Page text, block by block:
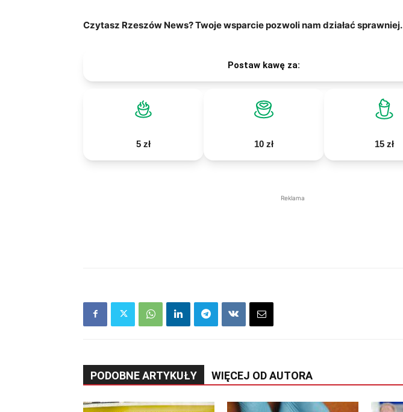
Czytasz Rzeszów News? Twoje wsparcie pozwoli nam działać sprawniej.
Postaw kawę za:
5 zł 10 zł 15 zł
Reklama
PODOBNE ARTYKUŁY WIĘCEJ OD AUTORA